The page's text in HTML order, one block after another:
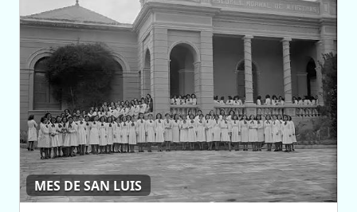
MES DE SAN LUIS